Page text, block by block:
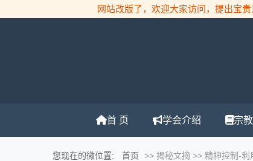
网站改版了，欢迎大家访问，提出宝贵
首 页 学会介绍 宗
您现在的微位置: 首页 >> 揭秘文摘 >> 精神控制-利